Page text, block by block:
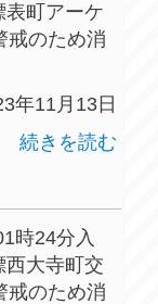
表町アーケ
戒のため消
年11月13日
続きを読む
時24分入
西大寺町交
戒のため消